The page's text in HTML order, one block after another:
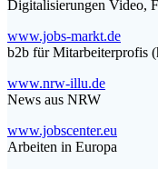
Digitalisierungen Video,
www.jobs-markt.de
b2b für Mitarbeiterprofis
www.nrw-illu.de
News aus NRW
www.jobscenter.eu
Arbeiten in Europa